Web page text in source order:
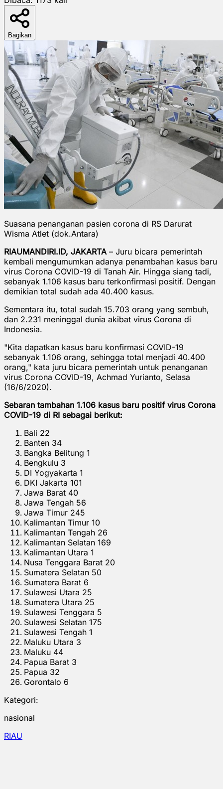
Bagikan
Suasana penanganan pasien corona di RS Darurat
Wisma Atlet (dok.Antara)
RIAUMANDIRI.ID, JAKARTA – Juru bicara pemerintah
kembali mengumumkan adanya penambahan kasus baru
virus Corona COVID-19 di Tanah Air. Hingga siang tadi,
sebanyak 1.106 kasus baru terkonfirmasi positif. Dengan
demikian total sudah ada 40.400 kasus.
Sementara itu, total sudah 15.703 orang yang sembuh,
dan 2.231 meninggal dunia akibat virus Corona di
Indonesia.
"Kita dapatkan kasus baru konfirmasi COVID-19
sebanyak 1.106 orang, sehingga total menjadi 40.400
orang," kata juru bicara pemerintah untuk penanganan
virus Corona COVID-19, Achmad Yurianto, Selasa
(16/6/2020).
Sebaran tambahan 1.106 kasus baru positif virus Corona
COVID-19 di RI sebagai berikut:
Bali 22
Banten 34
Bangka Belitung 1
Bengkulu 3
DI Yogyakarta 1
DKI Jakarta 101
Jawa Barat 40
Jawa Tengah 56
Jawa Timur 245
Kalimantan Timur 10
Kalimantan Tengah 26
Kalimantan Selatan 169
Kalimantan Utara 1
Nusa Tenggara Barat 20
Sumatera Selatan 50
Sumatera Barat 6
Sulawesi Utara 25
Sumatera Utara 25
Sulawesi Tenggara 5
Sulawesi Selatan 175
Sulawesi Tengah 1
Maluku Utara 3
Maluku 44
Papua Barat 3
Papua 32
Gorontalo 6
Kategori:
nasional
RIAU